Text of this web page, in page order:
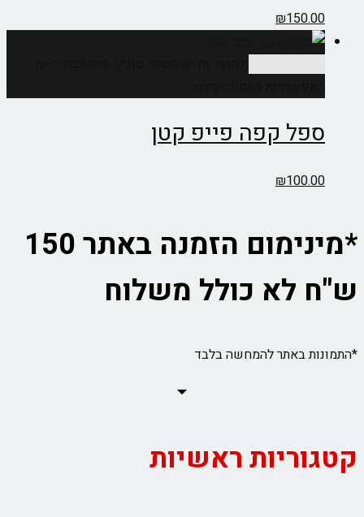
₪150.00
ספל קפה פייפ קטן
₪100.00
*מינימום הזמנה באתר 150
ש"ח לא כולל משלוח
*התמונות באתר להמחשה בלבד
קטגוריות ראשיות